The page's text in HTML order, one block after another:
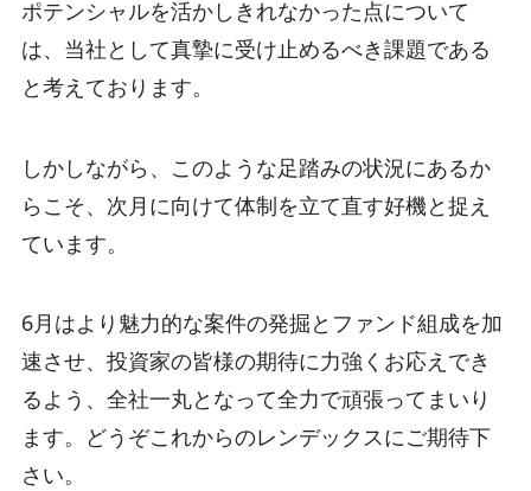
ポテンシャルを活かしきれなかった点について
は、当社として真摯に受け止めるべき課題である
と考えております。
しかしながら、このような足踏みの状況にあるか
らこそ、次月に向けて体制を立て直す好機と捉え
ています。
6月はより魅力的な案件の発掘とファンド組成を加
速させ、投資家の皆様の期待に力強くお応えでき
るよう、全社一丸となって全力で頑張ってまいり
ます。どうぞこれからのレンデックスにご期待下
さい。